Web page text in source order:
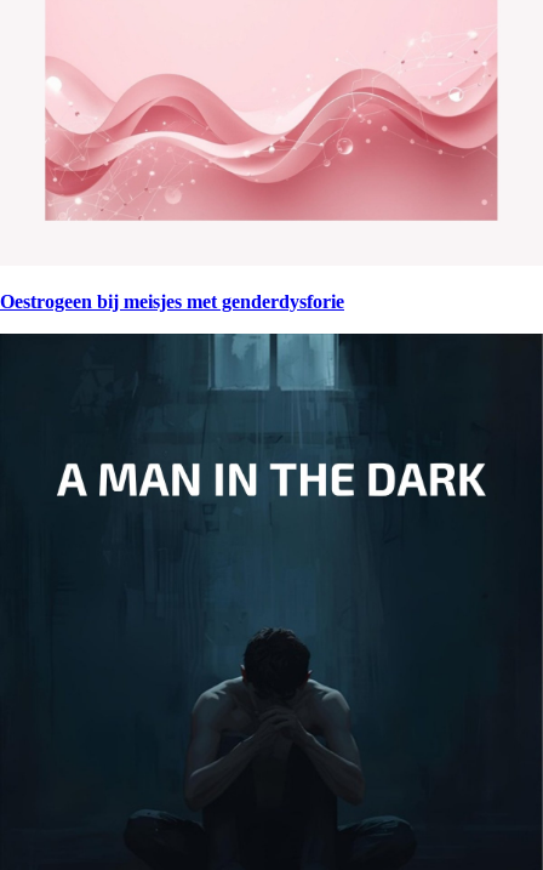
Oestrogeen bij meisjes met genderdysforie